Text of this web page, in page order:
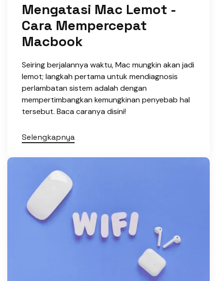
Mengatasi Mac Lemot -
Cara Mempercepat
Macbook
Seiring berjalannya waktu, Mac mungkin akan jadi
lemot; langkah pertama untuk mendiagnosis
perlambatan sistem adalah dengan
mempertimbangkan kemungkinan penyebab hal
tersebut. Baca caranya disini!
Selengkapnya